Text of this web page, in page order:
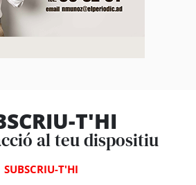
T'HI
al teu dispositiu
SUBSCRIU-T'HI